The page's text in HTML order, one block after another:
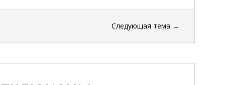
Следующая тема →